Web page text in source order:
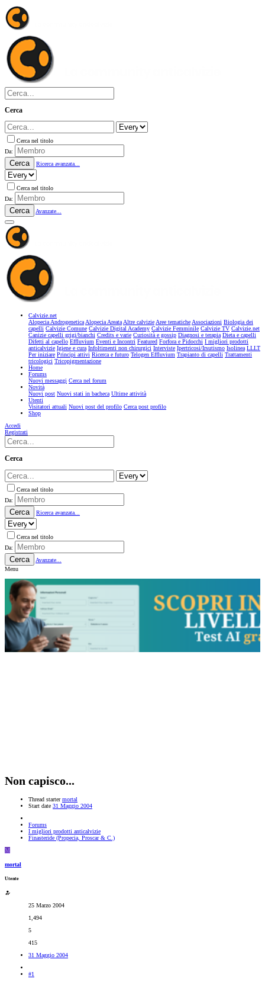
Cerca
Cerca nel titolo
Da:
Cerca Ricerca avanzata...
Cerca nel titolo
Da:
Cerca Avanzate...
Calvizie.net
Alopecia AndrogeneticaAlopecia AreataAltre calvizieAree tematicheAssociazioni Biologia dei
capelli Calvizie Comune Calvizie Digital Academy Calvizie Femminile Calvizie TV Calvizie.net
Canizie capelli grigi/bianchi Credits e varie Curiosità e gossip Diagnosi e terapia Dieta e capelli
Difetti al capello Effluvium Eventi e Incontri Featured Forfora e Pidocchi I migliori prodotti
anticalvizie Igiene e cura Infoltimenti non chirurgici Interviste Ipertricosi/Irsutismo Isolinea LLLT
Per iniziare Principi attivi Ricerca e futuro Telogen Effluvium Trapianto di capelli Trattamenti
tricologici Tricopigmentazione
Home
Forums
Nuovi messaggi Cerca nel forum
Novità
Nuovi post Nuovi stati in bacheca Ultime attività
Utenti
Visitatori attuali Nuovi post del profilo Cerca post profilo
Shop
Accedi
Registrati
Cerca
Cerca nel titolo
Da:
Cerca Ricerca avanzata...
Cerca nel titolo
Da:
Cerca
Avanzate...
Menu
Non capisco...
Thread starter mortal
Start date 31 Maggio 2004
Forums
I migliori prodotti anticalvizie
Finasteride (Propecia, Proscar & C.)
M
mortal
Utente
25 Marzo 2004
1,494
5
415
31 Maggio 2004
#1